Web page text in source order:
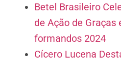
Betel Brasileiro
de Ação de Graças
formandos 2024
Cícero Lucena